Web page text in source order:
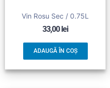
Vin Rosu Sec / 0.75L
33,00 lei
ADAUGĂ ÎN COȘ